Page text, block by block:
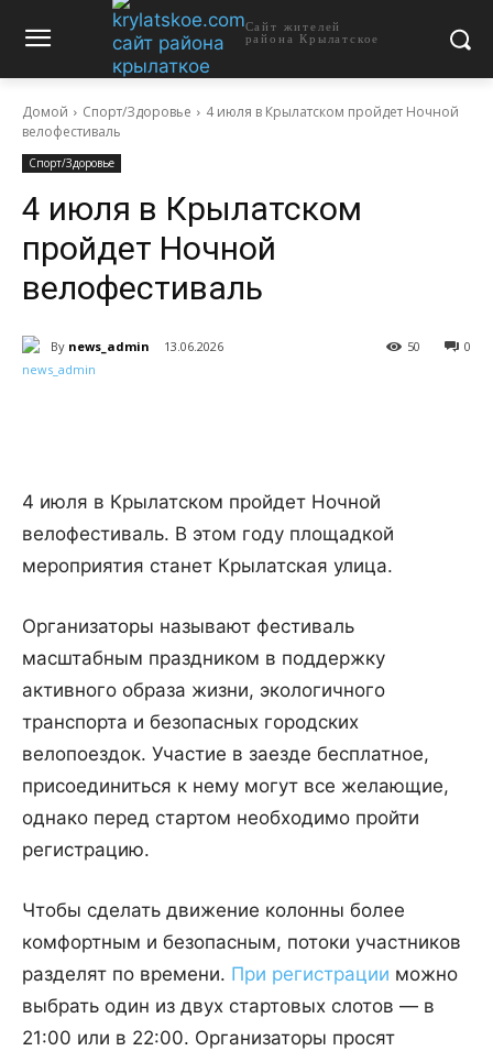
Сайт жителей
района Крылатское
Домой Спорт/Здоровье
4 июля в Крылатском пройдет Ночной
велофестиваль
Спорт/Здоровье
4 июля в Крылатском
пройдет Ночной
велофестиваль
By news_admin 13.06.2026 0
50
4 июля в Крылатском пройдет Ночной
велофестиваль. В этом году площадкой
мероприятия станет Крылатская улица.
Организаторы называют фестиваль
масштабным праздником в поддержку
активного образа жизни, экологичного
транспорта и безопасных городских
велопоездок. Участие в заезде бесплатное,
присоединиться к нему могут все желающие,
однако перед стартом необходимо пройти
регистрацию.
Чтобы сделать движение колонны более
комфортным и безопасным, потоки участников
разделят по времени. При регистрации можно
выбрать один из двух стартовых слотов — в
21:00 или в 22:00. Организаторы просят